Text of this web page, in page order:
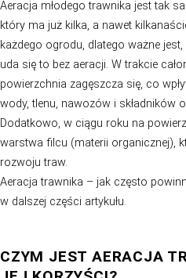
zapewnia głębsze i bardziej
korzeniom trawnika
składniki odżywcze.
Obydwa rodzaje aeracji
korzyści, o których piszemy
AERACJA
CZYNNOŚĆ W
który ma już kilka, a nawet